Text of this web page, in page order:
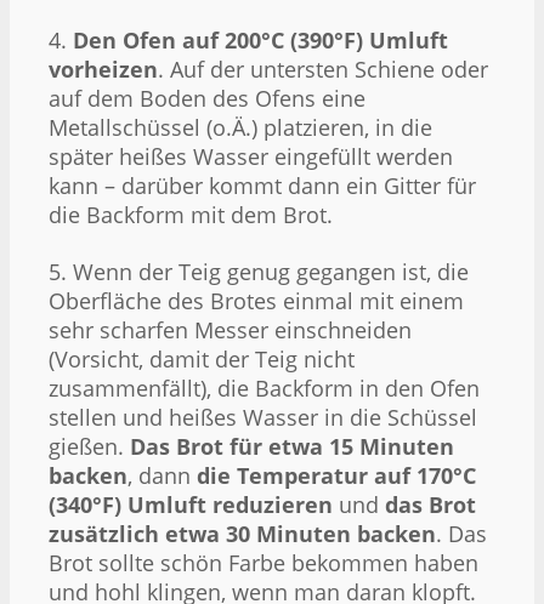
4. Den Ofen auf 200°C (390°F) Umluft
vorheizen. Auf der untersten Schiene oder
auf dem Boden des Ofens eine
Metallschüssel (o.Ä.) platzieren, in die
später heißes Wasser eingefüllt werden
kann – darüber kommt dann ein Gitter für
die Backform mit dem Brot.
5. Wenn der Teig genug gegangen ist, die
Oberfläche des Brotes einmal mit einem
sehr scharfen Messer einschneiden
(Vorsicht, damit der Teig nicht
zusammenfällt), die Backform in den Ofen
stellen und heißes Wasser in die Schüssel
gießen. Das Brot für etwa 15 Minuten
backen, dann die Temperatur auf 170°C
(340°F) Umluft reduzieren und das Brot
zusätzlich etwa 30 Minuten backen. Das
Brot sollte schön Farbe bekommen haben
und hohl klingen, wenn man daran klopft.